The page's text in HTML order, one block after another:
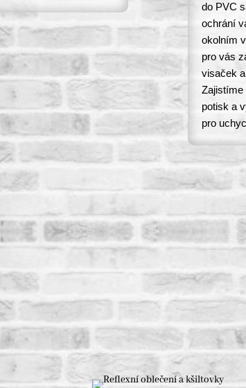
do PVC
ochrání
okolním
pro vás
visaček
Zajistíme
potisk a
pro